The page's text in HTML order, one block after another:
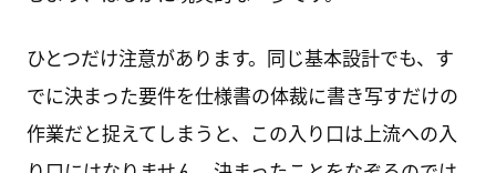
ひとつだけ注意があります。同じ基本設計でも、す
でに決まった要件を仕様書の体裁に書き写すだけの
作業だと捉えてしまうと、この入り口は上流への入